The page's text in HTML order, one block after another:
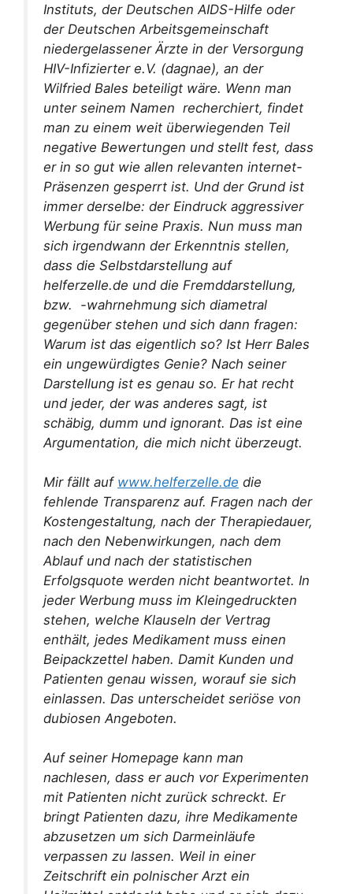
Instituts, der Deutschen AIDS-Hilfe oder
der Deutschen Arbeitsgemeinschaft
niedergelassener Ärzte in der Versorgung
HIV-Infizierter e.V. (dagnae), an der
Wilfried Bales beteiligt wäre. Wenn man
unter seinem Namen recherchiert, findet
man zu einem weit überwiegenden Teil
negative Bewertungen und stellt fest, dass
er in so gut wie allen relevanten internet-
Präsenzen gesperrt ist. Und der Grund ist
immer derselbe: der Eindruck aggressiver
Werbung für seine Praxis. Nun muss man
sich irgendwann der Erkenntnis stellen,
dass die Selbstdarstellung auf
helferzelle.de und die Fremddarstellung,
bzw. -wahrnehmung sich diametral
gegenüber stehen und sich dann fragen:
Warum ist das eigentlich so? Ist Herr Bales
ein ungewürdigtes Genie? Nach seiner
Darstellung ist es genau so. Er hat recht
und jeder, der was anderes sagt, ist
schäbig, dumm und ignorant. Das ist eine
Argumentation, die mich nicht überzeugt.
Mir fällt auf www.helferzelle.de die
fehlende Transparenz auf. Fragen nach der
Kostengestaltung, nach der Therapiedauer,
nach den Nebenwirkungen, nach dem
Ablauf und nach der statistischen
Erfolgsquote werden nicht beantwortet. In
jeder Werbung muss im Kleingedruckten
stehen, welche Klauseln der Vertrag
enthält, jedes Medikament muss einen
Beipackzettel haben. Damit Kunden und
Patienten genau wissen, worauf sie sich
einlassen. Das unterscheidet seriöse von
dubiosen Angeboten.
Auf seiner Homepage kann man
nachlesen, dass er auch vor Experimenten
mit Patienten nicht zurück schreckt. Er
bringt Patienten dazu, ihre Medikamente
abzusetzen um sich Darmeinläufe
verpassen zu lassen. Weil in einer
Zeitschrift ein polnischer Arzt ein